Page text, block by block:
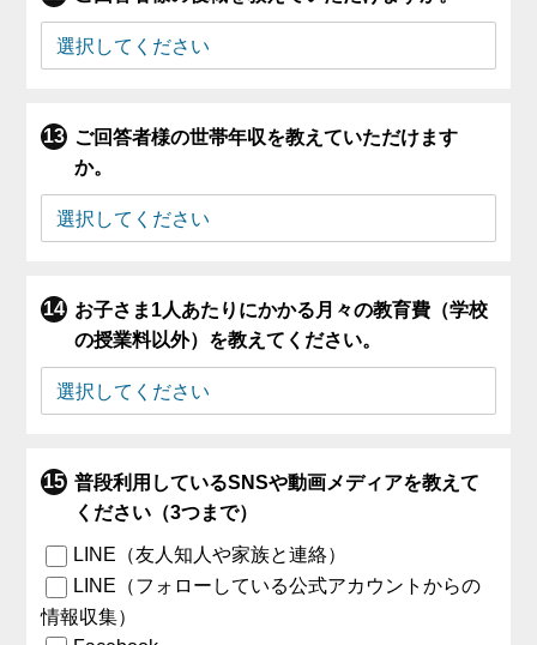
ご回答者様の世帯年収を教えていただけます
か。
お子さま1人あたりにかかる月々の教育費（学校
の授業料以外）を教えてください。
普段利用しているSNSや動画メディアを教えて
ください（3つまで）
LINE（友人知人や家族と連絡）
LINE（フォローしている公式アカウントからの
情報収集）